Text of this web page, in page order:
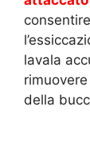
lavala
della